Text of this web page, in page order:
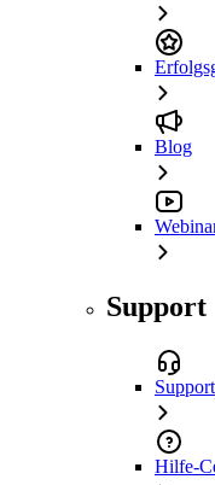
Blog
Support
Support
Hilfe-